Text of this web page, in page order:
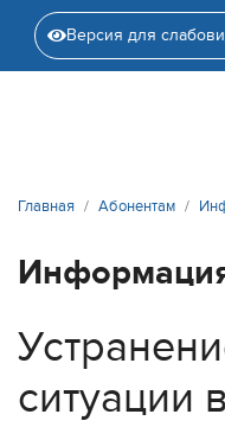
Версия для
Главная Абонентам
ситуации